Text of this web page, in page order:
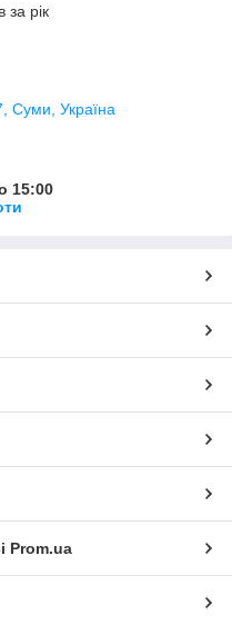
за рік
Суми, Україна
15:00
Prom.ua